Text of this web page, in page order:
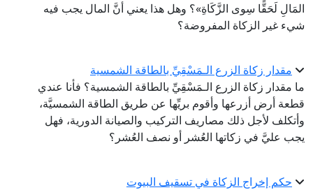
المَالِ لَحَقًّا سِوى الزَّكَاةِ»؟ وهل هذا يعني أنَّ المال يجب فيه
شيء غير الزكاة المفروضة؟
مقدار زكاة الزرع الـمَسْقِيِّ بالطاقة الشمسية
ما مقدار زكاة الزرع الـمَسْقِيِّ بالطاقة الشمسية؟ فأنا عندي
قطعة أرض أزرعها وأقوم بريِّها عن طريق الطاقة الشمسيَّة،
وأتكلف لأجل ذلك مصاريف التركيب والصيانة الدورية، فهل
يجب عليَّ في زكاتها العُشر أو نصف العُشر؟
حكم إخراج الزكاة في تسقيف البيوت